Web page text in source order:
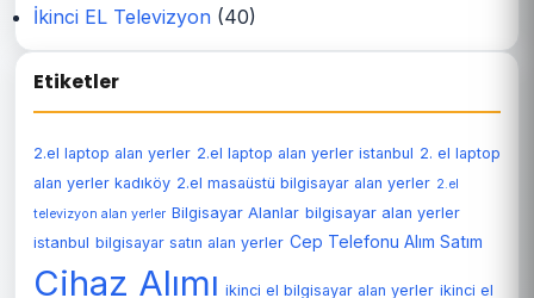
İkinci EL Televizyon (40)
Etiketler
2.el laptop alan yerler 2.el laptop alan yerler istanbul 2. el laptop
alan yerler kadıköy 2.el masaüstü bilgisayar alan yerler 2.el
televizyon alan yerler Bilgisayar Alanlar bilgisayar alan yerler
istanbul bilgisayar satın alan yerler Cep Telefonu Alım Satım
Cihaz Alımı ikinci el bilgisayar alan yerler ikinci el